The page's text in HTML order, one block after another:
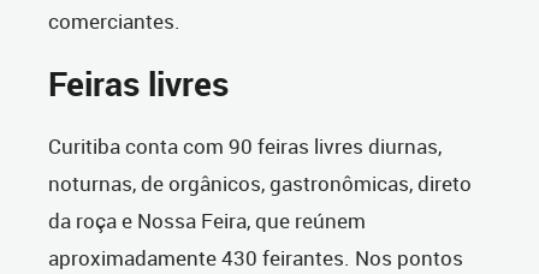
comerciantes.
Feiras livres
Curitiba conta com 90 feiras livres diurnas,
noturnas, de orgânicos, gastronômicas, direto
da roça e Nossa Feira, que reúnem
aproximadamente 430 feirantes. Nos pontos